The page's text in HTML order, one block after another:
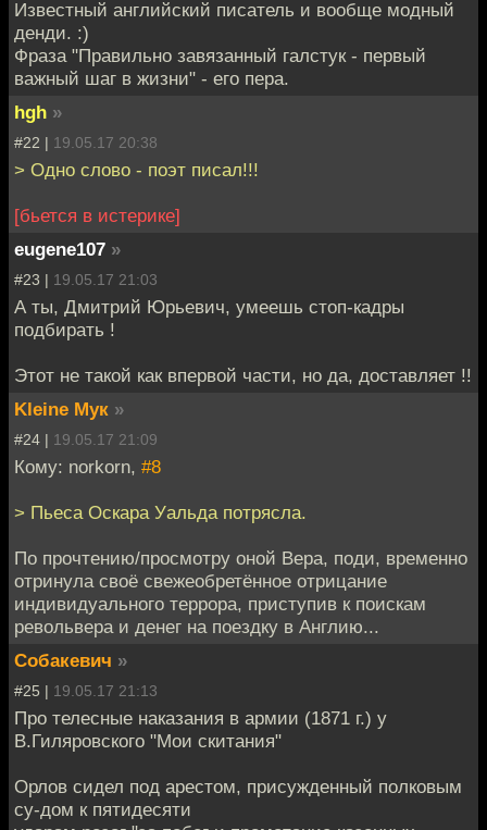
Известный английский писатель и вообще модный
денди. :)
Фраза "Правильно завязанный галстук - первый
важный шаг в жизни" - его пера.
hgh »
#22 | 19.05.17 20:38
> Одно слово - поэт писал!!!
[бьется в истерике]
eugene107 »
#23 | 19.05.17 21:03
А ты, Дмитрий Юрьевич, умеешь стоп-кадры
подбирать !
Этот не такой как впервой части, но да, доставляет !!
Kleine Мук »
#24 | 19.05.17 21:09
Кому: norkorn, #8
> Пьеса Оскара Уальда потрясла.
По прочтению/просмотру оной Вера, поди, временно
отринула своё свежеобретённое отрицание
индивидуального террора, приступив к поискам
револьвера и денег на поездку в Англию...
Собакевич »
#25 | 19.05.17 21:13
Про телесные наказания в армии (1871 г.) у
В.Гиляровского "Мои скитания"
Орлов сидел под арестом, присужденный полковым
су-дом к пятидесяти